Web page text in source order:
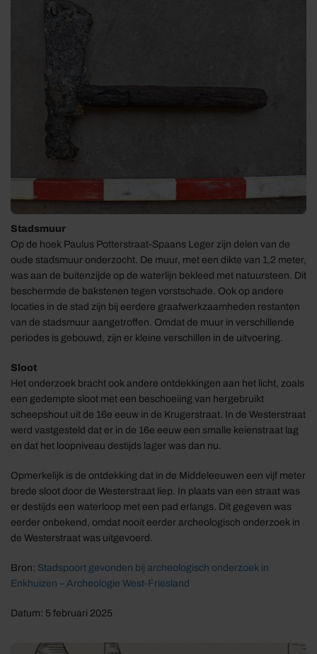
Stadsmuur
Op de hoek Paulus Potterstraat-Spaans Leger zijn delen van de
oude stadsmuur onderzocht. De muur, met een dikte van 1,2 meter,
was aan de buitenzijde op de waterlijn bekleed met natuursteen. Dit
beschermde de bakstenen tegen vorstschade. Ook op andere
locaties in de stad zijn bij eerdere graafwerkzaamheden restanten
van de stadsmuur aangetroffen. Omdat de muur in verschillende
periodes is gebouwd, zijn er kleine verschillen in de uitvoering.
Sloot
Het onderzoek bracht ook andere ontdekkingen aan het licht, zoals
een gedempte sloot met een beschoeiing van hergebruikt
scheepshout uit de 16e eeuw in de Krugerstraat. In de Westerstraat
werd vastgesteld dat er in de 16e eeuw een smalle keienstraat lag
en dat het loopniveau destijds lager was dan nu.
Opmerkelijk is de ontdekking dat in de Middeleeuwen een vijf meter
brede sloot door de Westerstraat liep. In plaats van een straat was
er destijds een waterloop met een pad erlangs. Dit gegeven was
eerder onbekend, omdat nooit eerder archeologisch onderzoek in
de Westerstraat was uitgevoerd.
Bron: Stadspoort gevonden bij archeologisch onderzoek in
Enkhuizen – Archeologie West-Friesland
Datum: 5 februari 2025